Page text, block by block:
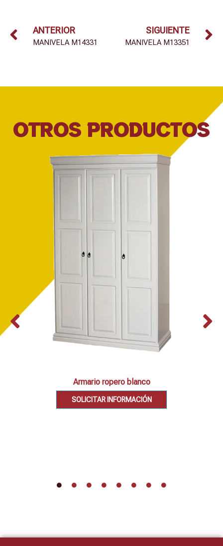
ANTERIOR
MANIVELA M14331
SIGUIENTE
MANIVELA M13351
OTROS PRODUCTOS
Armario ropero blanco
SOLICITAR INFORMACIÓN